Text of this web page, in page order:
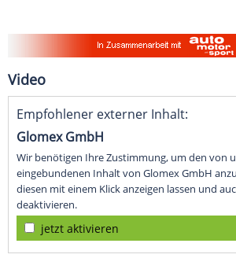
Video
Empfohlener externer Inhalt:
Glomex GmbH
Wir benötigen Ihre Zustimmung, um den von
eingebundenen Inhalt von Glomex GmbH
diesen mit einem Klick anzeigen lassen und
deaktivieren.
jetzt aktivieren